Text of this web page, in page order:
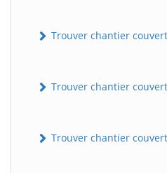
Trouver chantier
Trouver chantier
Trouver chantier
B Assistant en ligne